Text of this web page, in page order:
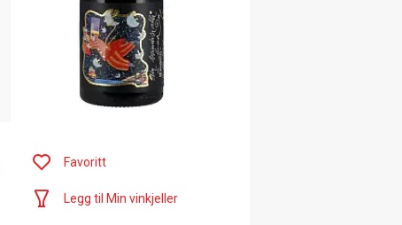
Favoritt
Legg til Min vinkjeller